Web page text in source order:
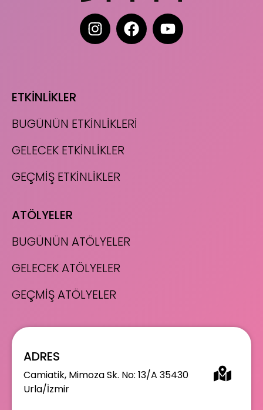
ETKİNLİKLER
BUGÜNÜN ETKİNLİKLERİ
GELECEK ETKİNLİKLER
GEÇMİŞ ETKİNLİKLER
ATÖLYELER
BUGÜNÜN ATÖLYELER
GELECEK ATÖLYELER
GEÇMİŞ ATÖLYELER
ADRES
Camiatik, Mimoza Sk. No: 13/A 35430
Urla/İzmir